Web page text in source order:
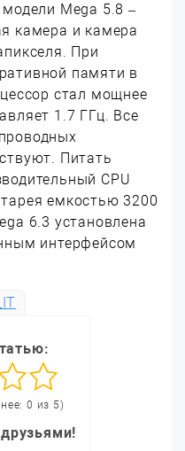
Mega 5.8 –
камера и камера
При
памяти в
стал мощнее
1.7 ГГц. Все
Питать
CPU
емкостью 3200
6.3 установлена
интерфейсом
0 из 5)